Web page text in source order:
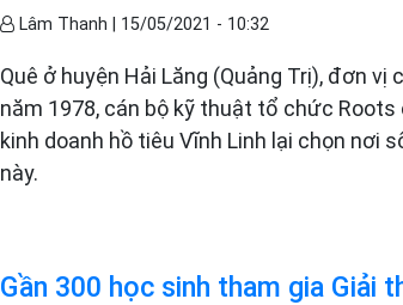
Lâm Thanh | 15/05/2021 - 10:32
Quê ở huyện Hải Lăng (Quảng Trị), đơn
năm 1978, cán bộ kỹ thuật tổ chức
kinh doanh hồ tiêu Vĩnh Linh lại chọn nơi
này.
Gần 300 học sinh tham gia Giải